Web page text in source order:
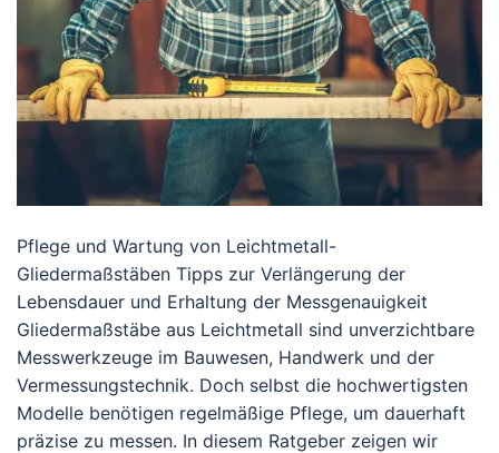
Pflege und Wartung von Leichtmetall-
Gliedermaßstäben Tipps zur Verlängerung der
Lebensdauer und Erhaltung der Messgenauigkeit
Gliedermaßstäbe aus Leichtmetall sind unverzichtbare
Messwerkzeuge im Bauwesen, Handwerk und der
Vermessungstechnik. Doch selbst die hochwertigsten
Modelle benötigen regelmäßige Pflege, um dauerhaft
präzise zu messen. In diesem Ratgeber zeigen wir